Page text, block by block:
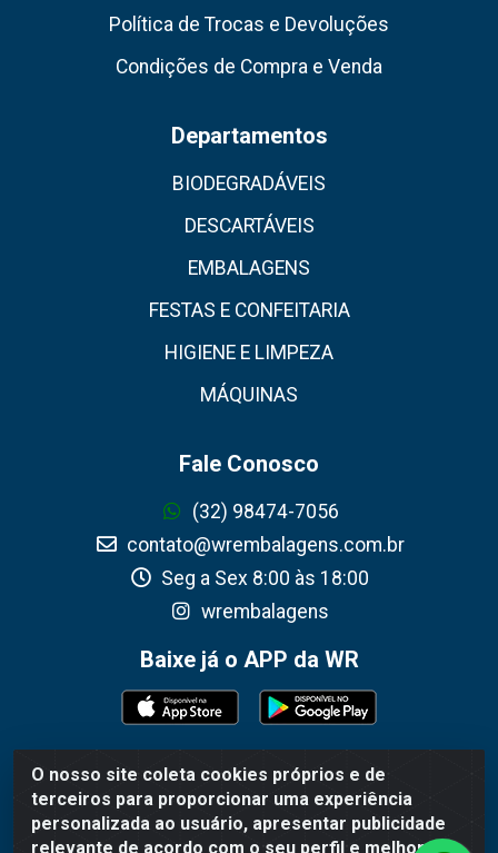
O nosso site coleta cookies próprios e de
terceiros para proporcionar uma experiência
personalizada ao usuário, apresentar publicidade
relevante de acordo com o seu perfil e melhorar a
Política de Trocas e Devoluções
Condições de Compra e Venda
Departamentos
BIODEGRADÁVEIS
DESCARTÁVEIS
EMBALAGENS
FESTAS E CONFEITARIA
HIGIENE E LIMPEZA
MÁQUINAS
Fale Conosco
(32) 98474-7056
contato@wrembalagens.com.br
Seg a Sex 8:00 às 18:00
wrembalagens
Baixe já o APP da WR
WR Embalagens - R. Cel. Teodoro Gomes de Araújo, 1360 -
Grogotó - Barbacena / MG - CEP 36202-628 - CNPJ
02.692.206/0001-55